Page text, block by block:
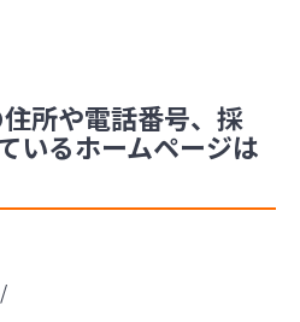
所や電話番号、採
いるホームページは